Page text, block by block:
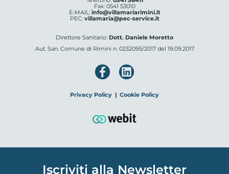
Fax: 0541 53010
E-MAIL: info@villamariarimini.it
PEC: villamaria@pec-service.it
Direttore Sanitario: Dott. Daniele Moretto
Aut. San. Comune di Rimini n. 0232095/2017 del 19.09.2017
Privacy Policy | Cookie Policy
Iscriviti alla Newsletter